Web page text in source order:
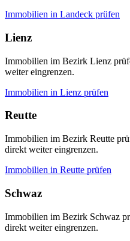
Immobilien in Landeck prüfen
Lienz
Immobilien im Bezirk Lienz
weiter eingrenzen.
Immobilien in Lienz prüfen
Reutte
Immobilien im Bezirk Reutte
direkt weiter eingrenzen.
Immobilien in Reutte prüfen
Schwaz
Immobilien im Bezirk Schwaz
direkt weiter eingrenzen.